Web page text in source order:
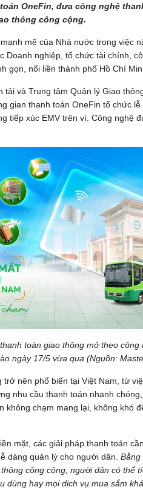
OneFin, đưa công nghệ
thông công cộng.
mẽ của Nhà nước trong việc
Doanh nghiệp, tổ chức tài chính,
gọn, nối liền thành phố Hồ Chí
tải và Trung tâm Quản lý Giao
gian thanh toán OneFin tổ chức lễ
tiếp xúc EMV trên ví. Công nghệ
toán giao thông mở theo
ngày 17/5 vừa qua (Nguồn:
nên phổ biến tại Việt Nam, từ
nhu cầu thanh toán nhanh
không chạm mang lại, không khó
mặt, các giải pháp thanh toán
dàng quản lý cho người dân. Bằng
công cộng, người dân có thể
dùng hay mọi dịch vụ mua sắm